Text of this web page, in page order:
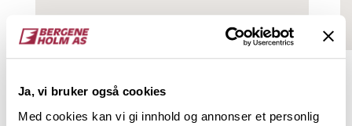
Ja, vi bruker også cookies
Med cookies kan vi gi innhold og annonser et personlig
Relaterte produkter